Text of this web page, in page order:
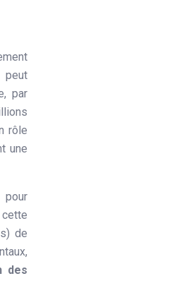
peut
par
rôle
une
pour
de
des